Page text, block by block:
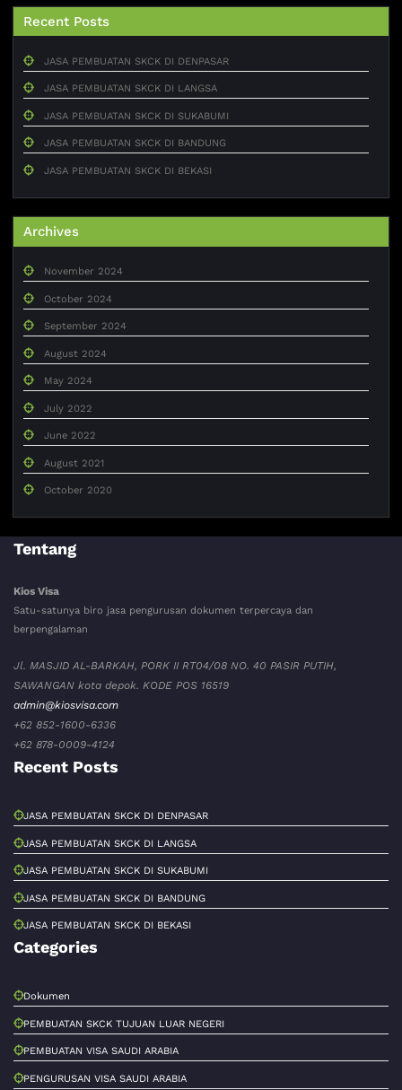
Recent Posts
JASA PEMBUATAN SKCK DI DENPASAR
JASA PEMBUATAN SKCK DI LANGSA
JASA PEMBUATAN SKCK DI SUKABUMI
JASA PEMBUATAN SKCK DI BANDUNG
JASA PEMBUATAN SKCK DI BEKASI
Archives
November 2024
October 2024
September 2024
August 2024
May 2024
July 2022
June 2022
August 2021
October 2020
Tentang
Kios Visa
Satu-satunya biro jasa pengurusan dokumen terpercaya dan
berpengalaman
Jl. MASJID AL-BARKAH, PORK II RT04/08 NO. 40 PASIR PUTIH,
SAWANGAN kota depok. KODE POS 16519
admin@kiosvisa.com
+62 852-1600-6336
+62 878-0009-4124
Recent Posts
JASA PEMBUATAN SKCK DI DENPASAR
JASA PEMBUATAN SKCK DI LANGSA
JASA PEMBUATAN SKCK DI SUKABUMI
JASA PEMBUATAN SKCK DI BANDUNG
JASA PEMBUATAN SKCK DI BEKASI
Categories
Dokumen
PEMBUATAN SKCK TUJUAN LUAR NEGERI
PEMBUATAN VISA SAUDI ARABIA
PENGURUSAN VISA SAUDI ARABIA